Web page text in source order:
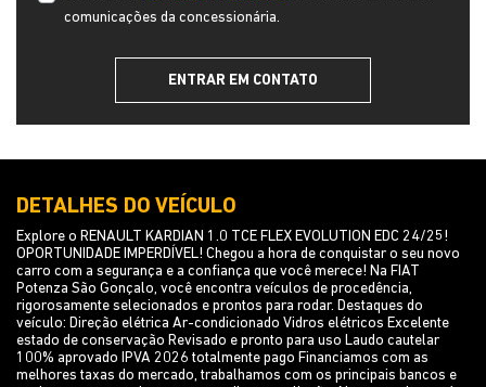
DETALHES DO VEÍCULO
veículo: Direção elétrica Ar-condicionado Vidros elétricos Excelente
100% aprovado IPVA 2026 totalmente pago Financiamos com as
melhores taxas do mercado, trabalhamos com os principais bancos e
aceitamos seu usado na troca mediante avaliação. Nossa equipe está
preparada para oferecer um atendimento transparente, ágil e as
melhores condições para você sair de carro novo. FIAT Potenza São
Gonçalo Rua Euzébio, n 5 - Tribobó - São Gonçalo/RJ Fale conosco
agora mesmo, solicite uma simulação e agende sua visita. FIAT
Potenza São Gonçalo - Qualidade, procedência e confiança em cada
negócio. Nosso contato : 21 3700-9444